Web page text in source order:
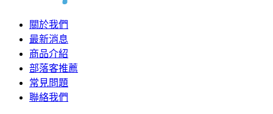
關於我們
最新消息
商品介紹
部落客推薦
常見問題
聯絡我們